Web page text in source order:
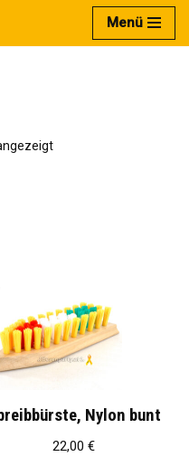
Menü
Nylon bunt
22,00 €